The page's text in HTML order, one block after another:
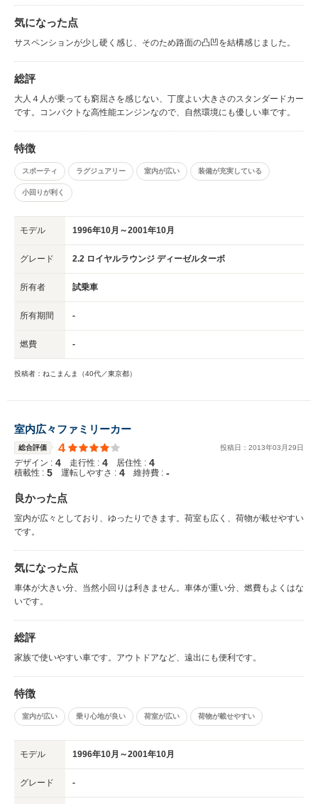
気になった点
サスペンションが少し硬く感じ、そのため路面の凸凹を結構感じました。
総評
大人４人が乗っても窮屈さを感じない、丁度よい大きさのスタンダードカー
です。コンパクトな高性能エンジンなので、自然環境にも優しい車です。
特徴
スポーティ ラグジュアリー 室内が広い 装備が充実している
小回りが利く
モデル 1996年10月～2001年10月
グレード 2.2 ロイヤルラウンジ ディーゼルターボ
所有者 試乗車
所有期間 -
燃費 -
投稿者：ねこまんま（40代／東京都）
室内広々ファミリーカー
総合評価 4 投稿日： 2013年03 月29日
デザイン : 4 走行性 : 4 居住性 : 4
積載性 : 5 運転しやすさ : 4 維持費 : -
良かった点
室内が広々としており、ゆったりできます。荷室も広く、荷物が載せやすい
です。
気になった点
車体が大きい分、当然小回りは利きません。車体が重い分、燃費もよくはな
いです。
総評
家族で使いやすい車です。アウトドアなど、遠出にも便利です。
特徴
室内が広い 乗り心地が良い 荷室が広い 荷物が載せやすい
モデル 1996年10月～2001年10月
グレード -